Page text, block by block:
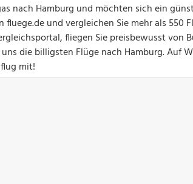
nach Hamburg und möchten sich ein
und vergleichen Sie mehr als 550
fliegen Sie preisbewusst von
die billigsten Flüge nach Hamburg. Auf
mit!